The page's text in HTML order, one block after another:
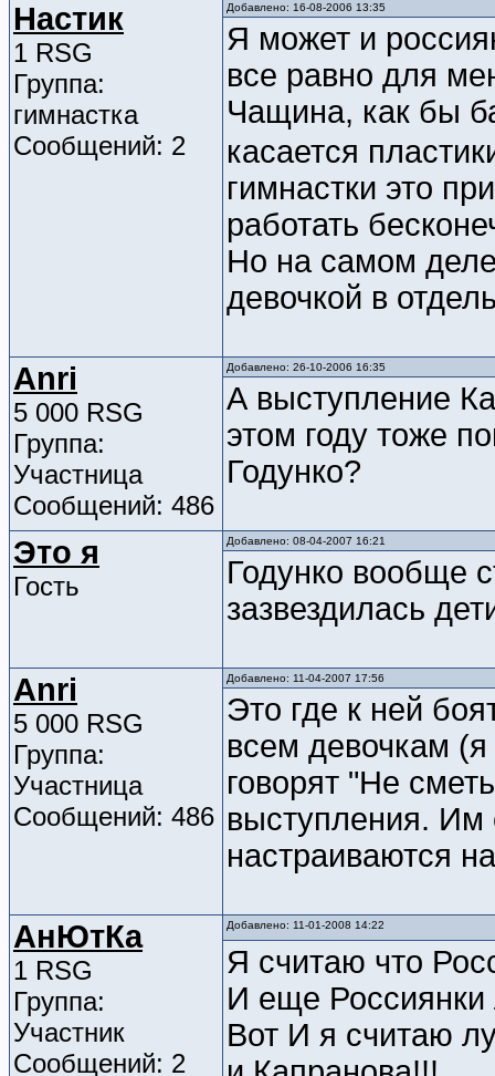
Настик
1 RSG
Группа:
гимнастка
Сообщений: 2
Добавлено: 16-08-2006 13:35
Я может и
все равно для
Чащина, как бы
касается
гимнастки это
работать
Но на самом
девочкой в
Anri
5 000 RSG
Группа:
Участница
Сообщений: 486
Добавлено: 26-10-2006 16:35
А выступление
этом году тоже
Годунко?
Это я
Гость
Добавлено: 08-04-2007 16:21
Годунко вообще
зазвездилась
Anri
5 000 RSG
Группа:
Участница
Сообщений: 486
Добавлено: 11-04-2007 17:56
Это где к ней
всем девочкам (я
говорят "Не
выступления. Им
настраиваются
АнЮтКа
1 RSG
Группа:
Участник
Сообщений: 2
Добавлено: 11-01-2008 14:22
Я считаю что
И еще Россиянки
Вот И я считаю